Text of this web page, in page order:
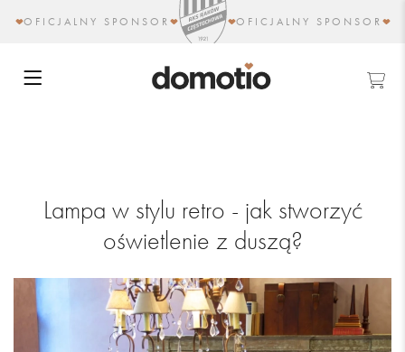
OFICJALNY SPONSOR OFICJALNY SPONSOR
Lampa w stylu retro - jak stworzyć
oświetlenie z duszą?